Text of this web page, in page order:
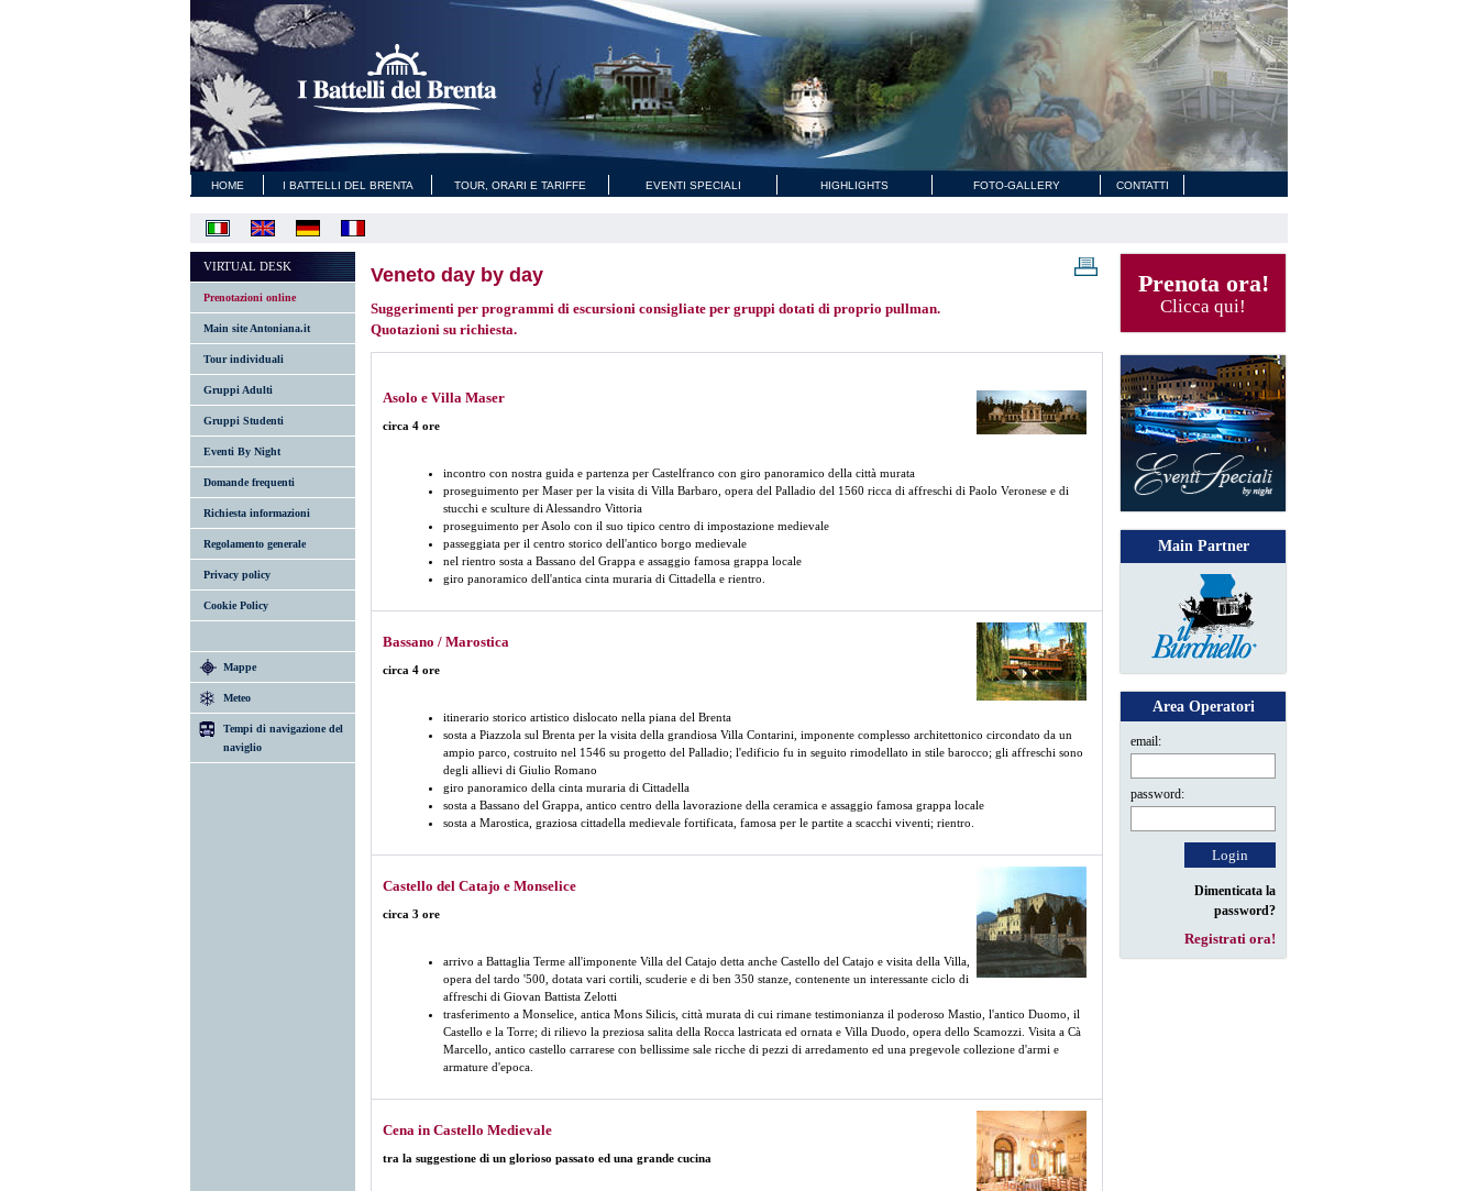
VIRTUAL DESK
Prenotazioni online
Main site Antoniana.it
Tour individuali
Gruppi Adulti
Gruppi Studenti
Eventi By Night
Domande frequenti
Richiesta informazioni
Regolamento generale
Privacy policy
Cookie Policy
Mappe
Meteo
Tempi di navigazione del
naviglio
Veneto day by day
Suggerimenti per programmi di escursioni consigliate per gruppi dotati di proprio pullman.
Quotazioni su richiesta.
Asolo e Villa Maser
circa 4 ore
incontro con nostra guida e partenza per Castelfranco con giro panoramico della città murata
proseguimento per Maser per la visita di Villa Barbaro, opera del Palladio del 1560 ricca di affreschi di Paolo Veronese e di
stucchi e sculture di Alessandro Vittoria
proseguimento per Asolo con il suo tipico centro di impostazione medievale
passeggiata per il centro storico dell'antico borgo medievale
nel rientro sosta a Bassano del Grappa e assaggio famosa grappa locale
giro panoramico dell'antica cinta muraria di Cittadella e rientro.
Bassano / Marostica
circa 4 ore
itinerario storico artistico dislocato nella piana del Brenta
sosta a Piazzola sul Brenta per la visita della grandiosa Villa Contarini, imponente complesso architettonico circondato da un
ampio parco, costruito nel 1546 su progetto del Palladio; l'edificio fu in seguito rimodellato in stile barocco; gli affreschi sono
degli allievi di Giulio Romano
giro panoramico della cinta muraria di Cittadella
sosta a Bassano del Grappa, antico centro della lavorazione della ceramica e assaggio famosa grappa locale
sosta a Marostica, graziosa cittadella medievale fortificata, famosa per le partite a scacchi viventi; rientro.
Castello del Catajo e Monselice
circa 3 ore
arrivo a Battaglia Terme all'imponente Villa del Catajo detta anche Castello del Catajo e visita della Villa,
opera del tardo '500, dotata vari cortili, scuderie e di ben 350 stanze, contenente un interessante ciclo di
affreschi di Giovan Battista Zelotti
trasferimento a Monselice, antica Mons Silicis, città murata di cui rimane testimonianza il poderoso Mastio, l'antico Duomo, il
Castello e la Torre; di rilievo la preziosa salita della Rocca lastricata ed ornata e Villa Duodo, opera dello Scamozzi. Visita a Cà
Marcello, antico castello carrarese con bellissime sale ricche di pezzi di arredamento ed una pregevole collezione d'armi e
armature d'epoca.
Cena in Castello Medievale
tra la suggestione di un glorioso passato ed una grande cucina
Prenota ora!
Clicca qui!
HOME I BATTELLI DEL BRENTA TOUR, ORARI E TARIFFE EVENTI SPECIALI HIGHLIGHTS FOTO-GALLERY CONTATTI